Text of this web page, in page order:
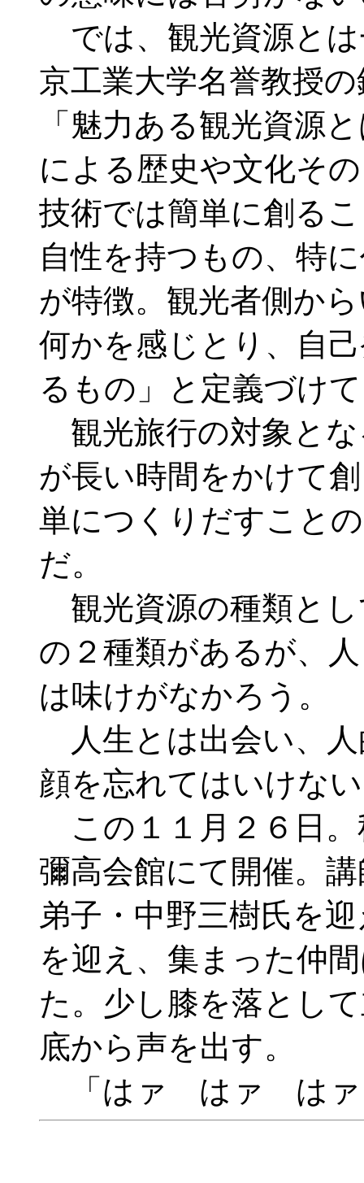
では、観光資源と
京工業大学名誉教授
「魅力ある観光資源
による歴史や文化そ
技術では簡単に創る
自性を持つもの、特
が特徴。観光者側か
何かを感じとり、自
るもの」と定義づけ
観光旅行の対象とな
が長い時間をかけて
単につくりだすこと
だ。
観光資源の種類とし
の２種類があるが、
は味けがなかろう。
人生とは出会い、
顔を忘れてはいけな
この１１月２６日。
彌高会館にて開催。
弟子・中野三樹氏を
を迎え、集まった仲
た。少し膝を落とし
底から声を出す。
「はァ はァ はァ